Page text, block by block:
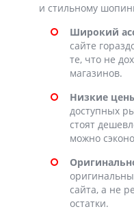
и стильному
Широкий
сайте
те, что не
магазинов.
Низкие
доступных
стоят
можно
сайта, а не
остатки.